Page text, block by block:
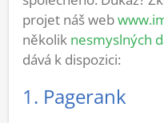
projet náš web
několik nesmyslných
dává k dispozici:
1. Pagerank